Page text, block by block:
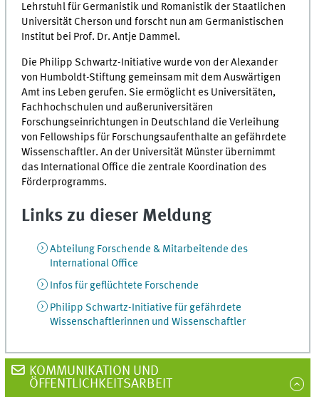
Lehrstuhl für Germanistik und Romanistik der Staatlichen
Universität Cherson und forscht nun am Germanistischen
Institut bei Prof. Dr. Antje Dammel.
Die Philipp Schwartz-Initiative wurde von der Alexander
von Humboldt-Stiftung gemeinsam mit dem Auswärtigen
Amt ins Leben gerufen. Sie ermöglicht es Universitäten,
Fachhochschulen und außeruniversitären
Forschungseinrichtungen in Deutschland die Verleihung
von Fellowships für Forschungsaufenthalte an gefährdete
Wissenschaftler. An der Universität Münster übernimmt
das International Office die zentrale Koordination des
Förderprogramms.
Links zu dieser Meldung
Abteilung Forschende & Mitarbeitende des
International Office
Infos für geflüchtete Forschende
Philipp Schwartz-Initiative für gefährdete
Wissenschaftlerinnen und Wissenschaftler
KOMMUNIKATION UND
ÖFFENTLICHKEITSARBEIT